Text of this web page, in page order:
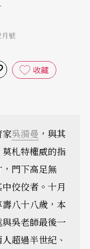
號
收藏
家吳漪曼 ，與其
札特權威的指
門下高足無
佼佼者。十月
八十八歲，本
吳老師最後一
超過半世紀、